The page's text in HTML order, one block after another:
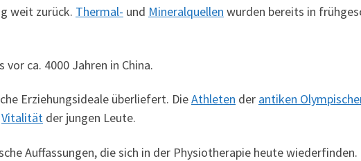
weit zurück. Thermal- und Mineralquellen wurden bereits in
ca. 4000 Jahren in China.
Erziehungsideale überliefert. DieAthleten der antiken
Vitalität der jungen Leute.
Auffassungen, die sich in der Physiotherapie heute wiederfinden.